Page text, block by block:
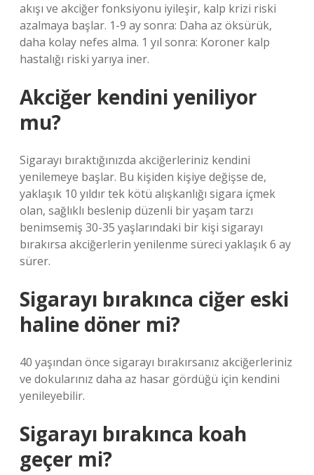
akışı ve akciğer fonksiyonu iyileşir, kalp krizi riski
azalmaya başlar. 1-9 ay sonra: Daha az öksürük,
daha kolay nefes alma. 1 yıl sonra: Koroner kalp
hastalığı riski yarıya iner.
Akciğer kendini yeniliyor
mu?
Sigarayı bıraktığınızda akciğerleriniz kendini
yenilemeye başlar. Bu kişiden kişiye değişse de,
yaklaşık 10 yıldır tek kötü alışkanlığı sigara içmek
olan, sağlıklı beslenip düzenli bir yaşam tarzı
benimsemiş 30-35 yaşlarındaki bir kişi sigarayı
bırakırsa akciğerlerin yenilenme süreci yaklaşık 6 ay
sürer.
Sigarayı bırakınca ciğer eski
haline döner mi?
40 yaşından önce sigarayı bırakırsanız akciğerleriniz
ve dokularınız daha az hasar gördüğü için kendini
yenileyebilir.
Sigarayı bırakınca koah
geçer mi?